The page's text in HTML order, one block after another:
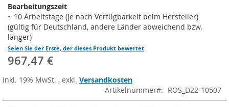
Bearbeitungszeit
~ 10 Arbeitstage (je nach Verfügbarkeit beim Hersteller)
(gültig für Deutschland, andere Länder abweichend bzw.
länger)
Seien Sie der Erste, der dieses Produkt bewertet
967,47 €
Inkl. 19% MwSt. , exkl. Versandkosten
Artikelnummer
ROS_D22-10507